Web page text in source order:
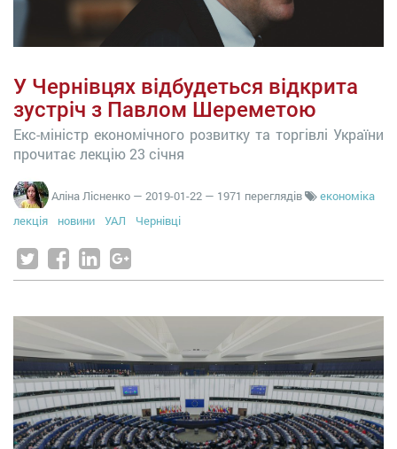
У Чернівцях відбудеться відкрита
зустріч з Павлом Шереметою
Екс-міністр економічного розвитку та торгівлі України
прочитає лекцію 23 січня
Аліна Лісненко — 2019-01-22 — 1971 переглядів
економіка
лекція
новини УАЛ Чернівці